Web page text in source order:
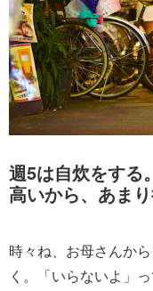
週5は自炊をする
高いから、あまり
時々ね、お母さんか
く。「いらないよ」